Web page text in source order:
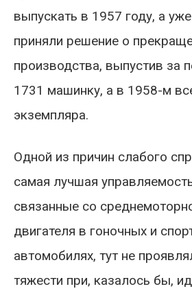
выпускать в 1957 году, а
приняли решение о
производства, выпустив за
1731 машинку, а в 1958-м
экземпляра.
Одной из причин слабого
самая лучшая
связанные со
двигателя в гоночных и
автомобилях, тут не
тяжести при, казалось бы,